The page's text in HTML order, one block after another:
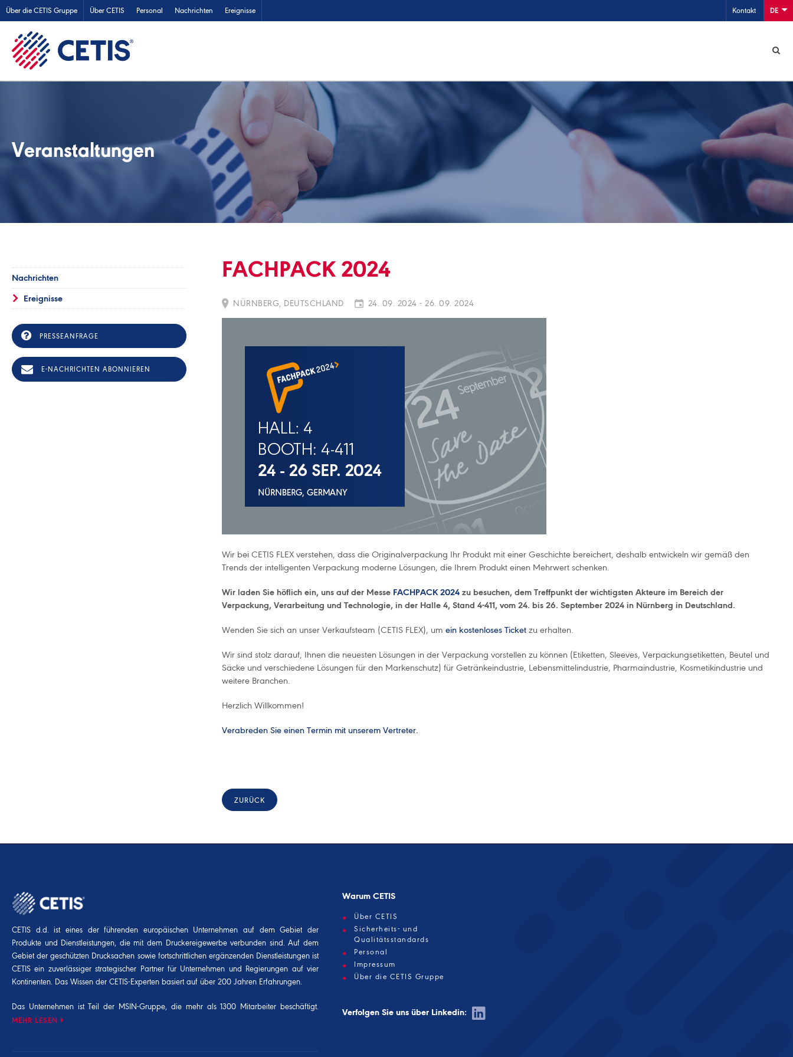
Über die CETIS Gruppe Über CETIS Personal Nachrichten Ereignisse Kontakt DE
Veranstaltungen
Nachrichten
Ereignisse
PRESSEANFRAGE
E-NACHRICHTEN ABONNIEREN
FACHPACK 2024
NÜRNBERG, DEUTSCHLAND 24. 09. 2024 - 26. 09. 2024
Wir bei CETIS FLEX verstehen, dass die Originalverpackung Ihr Produkt mit einer Geschichte bereichert, deshalb entwickeln wir gemäß den
Trends der intelligenten Verpackung moderne Lösungen, die Ihrem Produkt einen Mehrwert schenken.
Wir laden Sie höflich ein, uns auf der Messe FACHPACK 2024 zu besuchen, dem Treffpunkt der wichtigsten Akteure im Bereich der
Verpackung, Verarbeitung und Technologie, in der Halle 4, Stand 4-411, vom 24. bis 26. September 2024 in Nürnberg in Deutschland.
Wenden Sie sich an unser Verkaufsteam (CETIS FLEX), um ein kostenloses Ticket zu erhalten.
Wir sind stolz darauf, Ihnen die neuesten Lösungen in der Verpackung vorstellen zu können (Etiketten, Sleeves, Verpackungsetiketten, Beutel und
Säcke und verschiedene Lösungen für den Markenschutz) für Getränkeindustrie, Lebensmittelindustrie, Pharmaindustrie, Kosmetikindustrie und
weitere Branchen.
Herzlich Willkommen!
Verabreden Sie einen Termin mit unserem Vertreter.
ZURÜCK
CETIS d.d. ist eines der führenden europäischen Unternehmen auf dem Gebiet der
Produkte und Dienstleistungen, die mit dem Druckereigewerbe verbunden sind. Auf dem
Gebiet der geschützten Drucksachen sowie fortschrittlichen ergänzenden Dienstleistungen ist
CETIS ein zuverlässiger strategischer Partner für Unternehmen und Regierungen auf vier
Kontinenten. Das Wissen der CETIS-Experten basiert auf über 200 Jahren Erfahrungen.
Das Unternehmen ist Teil der MSIN-Gruppe, die mehr als 1300 Mitarbeiter beschäftigt.
MEHR LESEN
Warum CETIS
Über CETIS
Sicherheits- und
Qualitätsstandards
Personal
Impressum
Über die CETIS Gruppe
Verfolgen Sie uns über Linkedin: